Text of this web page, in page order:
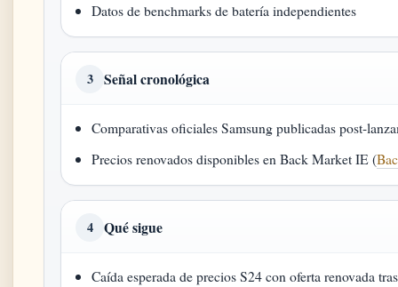
Datos de benchmarks de batería independientes
3 Señal cronológica
Comparativas oficiales Samsung publicadas post-
Precios renovados disponibles en Back Market IE (
4 Qué sigue
Caída esperada de precios S24 con oferta renovada